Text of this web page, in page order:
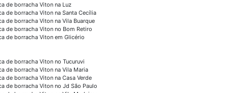
de borracha Viton na Luz
de borracha Viton na Santa Cecília
de borracha Viton na Vila Buarque
de borracha Viton no Bom Retiro
de borracha Viton em Glicério
de borracha Viton no Tucuruvi
de borracha Viton na Vila Maria
de borracha Viton na Casa Verde
de borracha Viton no Jd São Paulo